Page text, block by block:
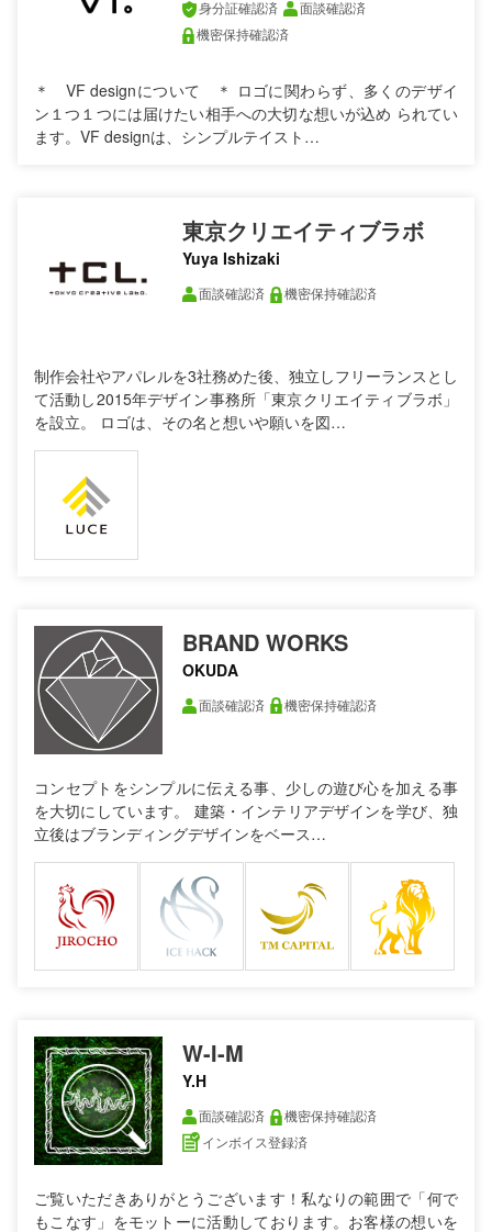
身分証確認済
面談確認済
機密保持確認済
＊ VF designについて ＊ ロゴに関わらず、多くのデザイ
ン１つ１つには届けたい相手への大切な想いが込め られてい
ます。VF designは、シンプルテイスト…
東京クリエイティブラボ
Yuya Ishizaki
面談確認済 機密保持確認済
制作会社やアパレルを3社務めた後、独立しフリーランスとし
て活動し2015年デザイン事務所「東京クリエイティブラボ」
を設立。 ロゴは、その名と想いや願いを図…
BRAND WORKS
OKUDA
面談確認済 機密保持確認済
コンセプトをシンプルに伝える事、少しの遊び心を加える事
を大切にしています。 建築・インテリアデザインを学び、独
立後はブランディングデザインをベース…
W-I-M
Y.H
面談確認済
機密保持確認済
インボイス登録済
ご覧いただきありがとうございます！私なりの範囲で「何で
もこなす」をモットーに活動しております。お客様の想いを